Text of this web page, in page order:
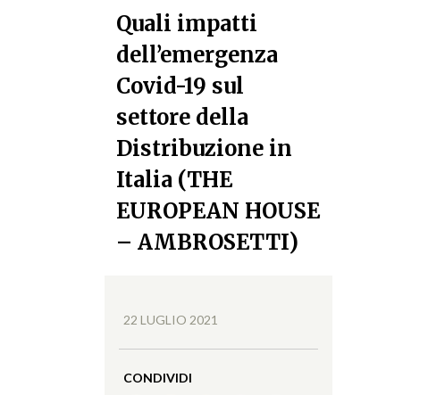
Quali impatti
dell’emergenza
Covid-19 sul
settore della
Distribuzione in
Italia (THE
EUROPEAN HOUSE
– AMBROSETTI)
22 LUGLIO 2021
CONDIVIDI